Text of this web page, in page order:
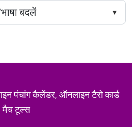
पंचांग कैलेंडर, ऑनलाइन टैरो कार्ड
मैच टूल्स